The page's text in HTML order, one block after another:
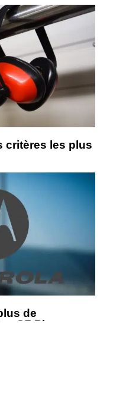
critères les plus
de
G7 Play